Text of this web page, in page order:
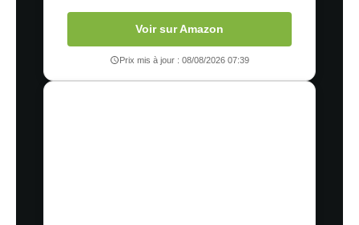
Voir sur Amazon
Prix mis à jour : 08/08/2026 07:39